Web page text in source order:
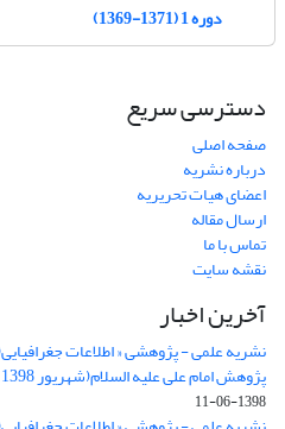
دوره 1 (1371-1369)
دسترسی سریع
صفحه اصلی
درباره نشریه
اعضای هیات تحریریه
ارسال مقاله
تماس با ما
نقشه سایت
آخرین اخبار
نشریه علمی - پژوهشی « اطلاعات
پژوهش امام علی علیه السلام(شهریور 1398) موفق به کسب رتبه اول گردید.
1398-06-11